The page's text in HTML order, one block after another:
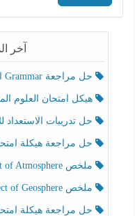
آخر
حل مراجعة Grammar اللغة الإنجليزية الصف الخامس الفصل الثالث
هيكل امتحان العلوم المتكاملة
حل تدريبات الاستعداد للاختبار
حل مراجعة هيكلة امتحان العلوم
ملخص Effect of Atmosphere حسب الهيكل الوزاري العلوم المتكاملة الصف الخامس انسبير الفصل الثالث
ملخص Effect of Geosphere حسب الهيكل الوزاري العلوم المتكاملة الصف الخامس انسبير الفصل الثالث
حل مراجعة هيكلة امتحان